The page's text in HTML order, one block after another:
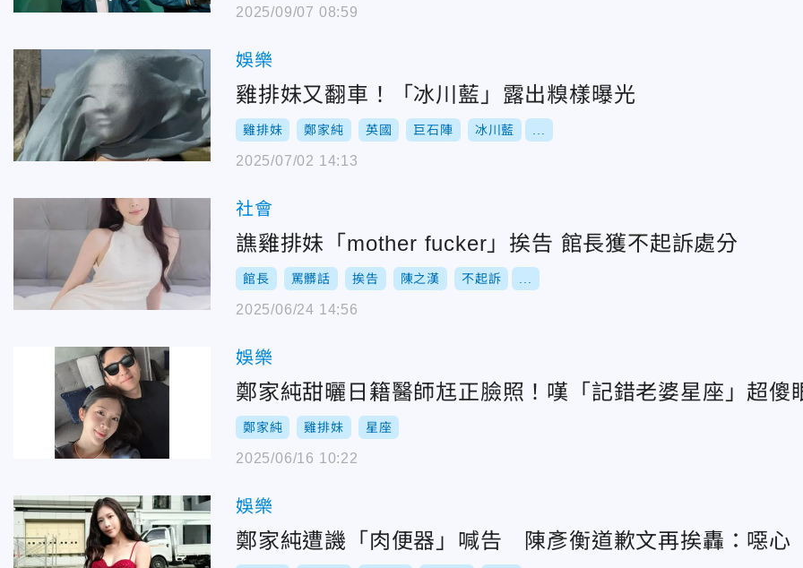
2025/09/07 08:59
娛樂
雞排妹又翻車！「冰川藍」露出糗樣曝光
雞排妹 鄭家純 英國 巨石陣 冰川藍
2025/07/02 14:13
社會
譙雞排妹「mother fucker」挨告 館長獲不起訴處分
館長 罵髒話 挨告 陳之漢 不起訴
2025/06/24 14:56
娛樂
鄭家純甜曬日籍醫師尪正臉照！嘆「記錯老婆星座」超傻
鄭家純 雞排妹 星座
2025/06/16 10:22
娛樂
鄭家純遭譏「肉便器」喊告 陳彥衡道歉文再挨轟：噁心